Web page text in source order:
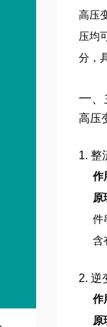
高压
压均
分，
一、
高压
1. 整
作
原
件
含
2. 逆
作
原